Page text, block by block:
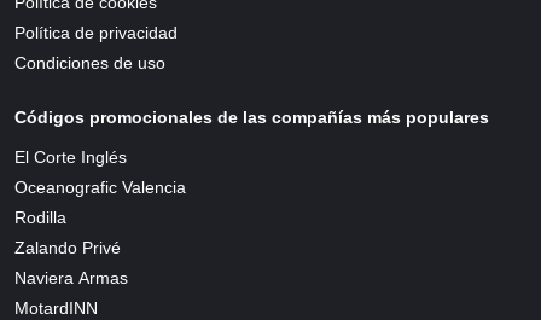
Política de privacidad
Condiciones de uso
Códigos promocionales de las compañías más populares
El Corte Inglés
Oceanografic Valencia
Rodilla
Zalando Privé
Naviera Armas
MotardINN